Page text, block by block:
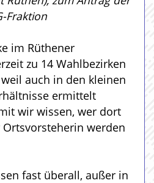
Fraktion
im Rüthener
zu 14 Wahlbezirken
auch in den kleinen
ermittelt
wir wissen, wer dort
werden
fast überall, außer in